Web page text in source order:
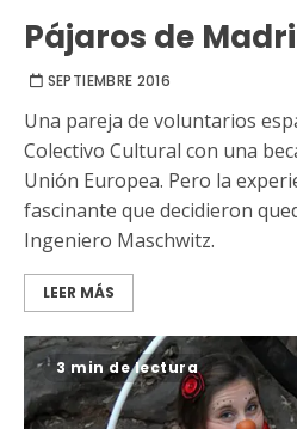
Pájaros de
SEPTIEMBRE 2016
Una pareja de voluntarios
Colectivo Cultural con una
Unión Europea. Pero la
fascinante que decidieron
Ingeniero Maschwitz.
LEER MÁS
3 min de lectura